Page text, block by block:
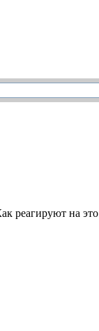
реагируют на